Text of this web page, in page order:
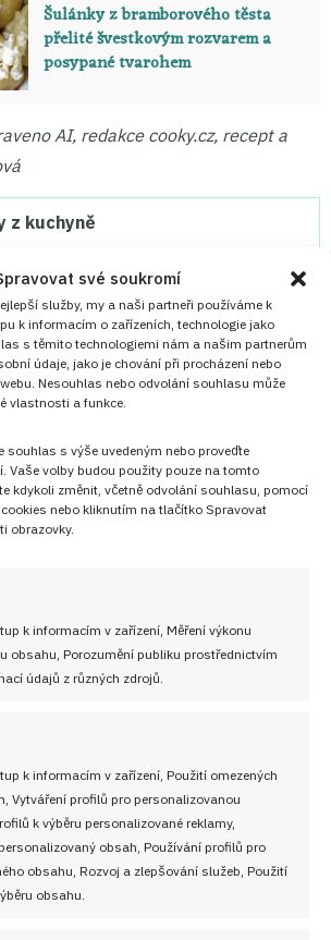
své soukromí
služby, my a naši partneři používáme k
k informacím o zařízeních, technologie jako
s těmito technologiemi nám a našim partnerům
údaje, jako je chování při procházení nebo
Nesouhlas nebo odvolání souhlasu může
vlastnosti a funkce.
souhlas s výše uvedeným nebo proveďte
Vaše volby budou použity pouze na tomto
kdykoli změnit, včetně odvolání souhlasu, pomocí
nebo kliknutím na tlačítko Spravovat
obrazovky.
k informacím v zařízení, Měření výkonu
obsahu, Porozumění publiku prostřednictvím
údajů z různých zdrojů.
k informacím v zařízení, Použití omezených
Vytváření profilů pro personalizovanou
k výběru personalizované reklamy,
obsah, Používání profilů pro
obsahu, Rozvoj a zlepšování služeb, Použití
obsahu.
Šulánky z bramborového těsta
přelité švestkovým rozvarem a
posypané tvarohem
AI, redakce cooky.cz, recept a
z kuchyně
skupinyNejlepší recepty z